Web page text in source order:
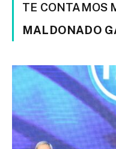
TE CONTAMOS
MALDONADO